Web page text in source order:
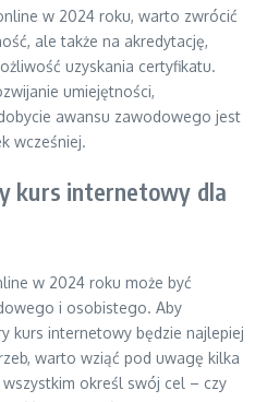
w 2024 roku, warto zwrócić
ale także na akredytację,
uzyskania certyfikatu.
umiejętności,
awansu zawodowego jest
wcześniej.
kurs internetowy dla
w 2024 roku może być
i osobistego. Aby
kurs internetowy będzie najlepiej
warto wziąć pod uwagę kilka
określ swój cel – czy